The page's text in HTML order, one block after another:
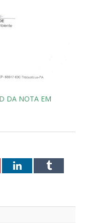
DA NOTA EM
LinkedInTumblr